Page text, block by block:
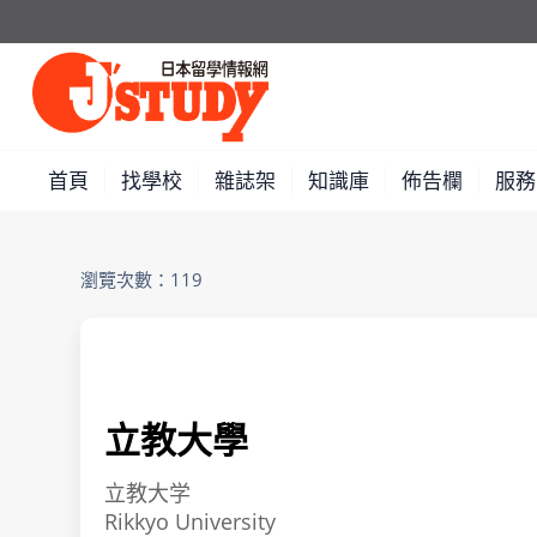
首頁 找學校 雜誌架 知識庫 佈告欄 服
瀏覽次數：119
立教大學
立教大学
Rikkyo University